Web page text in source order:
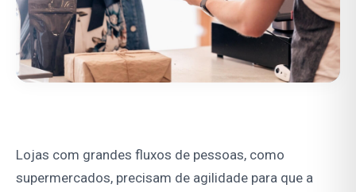
Lojas com grandes fluxos de pessoas, como
supermercados, precisam de agilidade para que a